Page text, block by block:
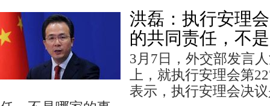
洪磊：执行安理
的共同责任，不
3月7日，外交部发言
上，就执行安理会第
表示，执行安理会决